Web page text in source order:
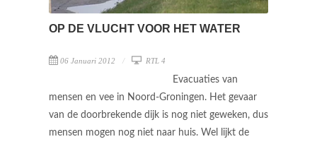
OP DE VLUCHT VOOR HET WATER
06 Januari 2012 RTL 4
Evacuaties van
mensen en vee in Noord-Groningen. Het gevaar
van de doorbrekende dijk is nog niet geweken, dus
mensen mogen nog niet naar huis. Wel lijkt de